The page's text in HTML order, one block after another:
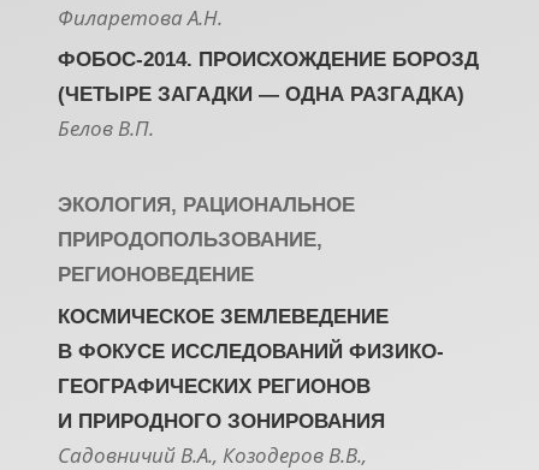
Филаретова А.Н.
ФОБОС-2014. ПРОИСХОЖДЕНИЕ БОРОЗД
(ЧЕТЫРЕ ЗАГАДКИ — ОДНА РАЗГАДКА)
Белов В.П.
ЭКОЛОГИЯ, РАЦИОНАЛЬНОЕ
ПРИРОДОПОЛЬЗОВАНИЕ,
РЕГИОНОВЕДЕНИЕ
КОСМИЧЕСКОЕ ЗЕМЛЕВЕДЕНИЕ
В ФОКУСЕ ИССЛЕДОВАНИЙ ФИЗИКО-
ГЕОГРАФИЧЕСКИХ РЕГИОНОВ
И ПРИРОДНОГО ЗОНИРОВАНИЯ
Садовничий В.А., Козодеров В.В.,